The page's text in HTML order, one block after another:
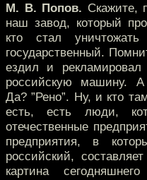
М. В. Попов. Скажите,
наш завод, который
кто стал
государственный.
ездил и
российскую машину. А
Да? ”Рено”. Ну, и кто
есть, есть люди,
отечественные
предприятия, в
российский,
картина